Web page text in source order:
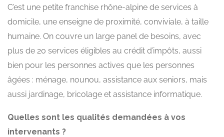
C’est une petite franchise rhône-alpine de services à
domicile, une enseigne de proximité, conviviale, à taille
humaine. On couvre un large panel de besoins, avec
plus de 20 services éligibles au crédit d’impôts, aussi
bien pour les personnes actives que les personnes
âgées : ménage, nounou, assistance aux seniors, mais
aussi jardinage, bricolage et assistance informatique.
Quelles sont les qualités demandées à vos
intervenants ?